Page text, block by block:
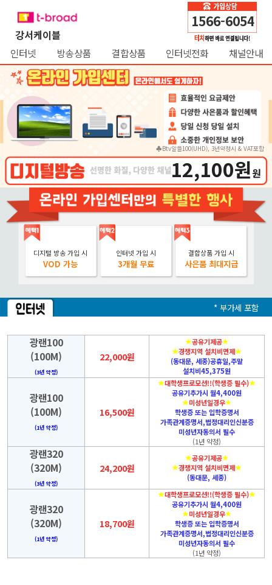
강서케이블
1566-6054
인터넷 방송상품 결합상품 인터넷전화 채널안내
12,100원원
♣Btv알뜰100(UHD), 3년약정시 & VAT포함
디지털 방송 가입 시
VOD 가능
인터넷 가입 시
3개월 무료
결합상품 가입 시
사은품 최대지급
* 부가세 포함
광랜100
(100M)
(3년 약정)
22,000원
공유기제공
경쟁지역 설치비면제
(동대문, 세종)공휴일,주말
설치비45,375원
광랜100
(100M)
(1년 약정)
16,500원
대학생프로모션!!(학생증 필수)
공유기추가시 월4,400원
미성년일경우
학생증 또는 입학증명서
가족관계증명서,법정대리인신분증
미성년자동의서 필수
(1년 약정)
광랜320
(320M)
(3년 약정)
24,200원
공유기제공
경쟁지역 설치비면제
(동대문, 세종)
광랜320
(320M)
(1년 약정)
18,700원
대학생프로모션!!(학생증 필수)
공유기추가시 월4,400원
미성년일경우
학생증 또는 입학증명서
가족관계증명서,법정대리인신분증
미성년자동의서 필수
(1년 약정)